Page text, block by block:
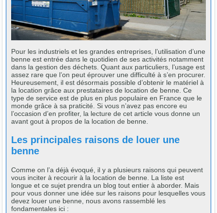
Pour les industriels et les grandes entreprises, l’utilisation d’une
benne est entrée dans le quotidien de ses activités notamment
dans la gestion des déchets. Quant aux particuliers, l’usage est
assez rare que l’on peut éprouver une difficulté à s’en procurer.
Heureusement, il est désormais possible d’obtenir le matériel à
la location grâce aux prestataires de location de benne. Ce
type de service est de plus en plus populaire en France que le
monde grâce à sa praticité. Si vous n’avez pas encore eu
l’occasion d’en profiter, la lecture de cet article vous donne un
avant gout à propos de la location de benne.
Les principales raisons de louer une
benne
Comme on l’a déjà évoqué, il y a plusieurs raisons qui peuvent
vous inciter à recourir à la location de benne. La liste est
longue et ce sujet prendra un blog tout entier à aborder. Mais
pour vous donner une idée sur les raisons pour lesquelles vous
devez louer une benne, nous avons rassemblé les
fondamentales ici :